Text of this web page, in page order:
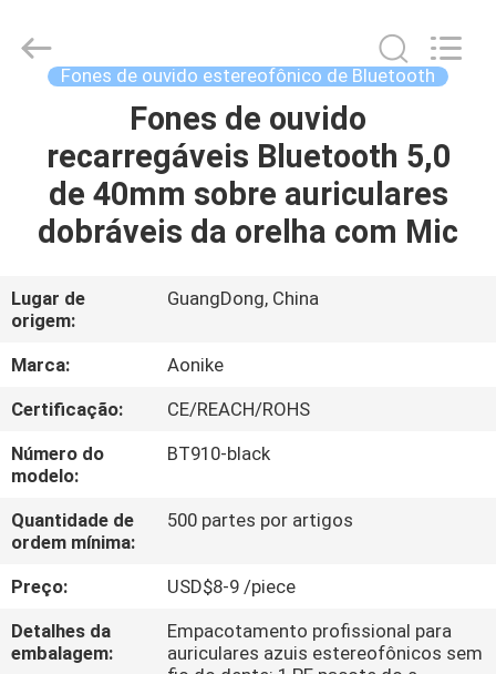
PRODUTOS
NÓS
EXCURSÃO
DA
FÁBRICA
CONTROLE
DA
QUALIDADE
CONTACTE-
Shengpai
Electronics
Fones de ouvido estereofônico de Bluetooth
Fones de ouvido
recarregáveis Bluetooth 5,0
de 40mm sobre auriculares
dobráveis da orelha com Mic
Lugar de
origem:
GuangDong, China
Marca:
Aonike
Certificação:
CE/REACH/ROHS
Número do
modelo:
BT910-black
Quantidade de
ordem mínima:
500 partes por artigos
Preço:
USD$8-9 /piece
Detalhes da
embalagem:
Empacotamento profissional para
auriculares azuis estereofônicos sem